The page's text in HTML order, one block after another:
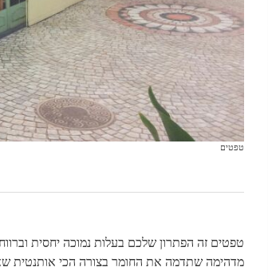
טפטים
טפטים זה הפתרון שלכם בעלות נמוכה יחסית
מדהימה שתדמה את החומר בצורה הכי אותנטית